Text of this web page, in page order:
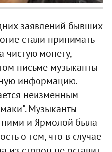
заявлений бывших
стали принимать
чистую монету,
письме музыканты
информацию.
неизменным
Музыканты
ними и Ярмолой была
о том, что в случае